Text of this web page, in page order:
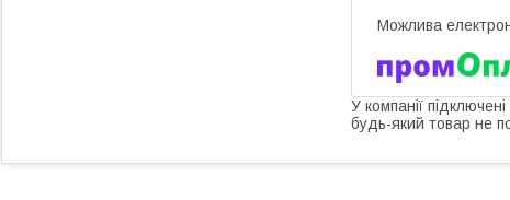
У компанії
будь-який товар не